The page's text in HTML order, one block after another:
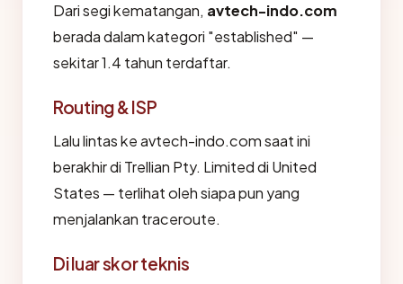
Dari segi kematangan, avtech-indo.com
berada dalam kategori "established" —
sekitar 1.4 tahun terdaftar.
Routing & ISP
Lalu lintas ke avtech-indo.com saat ini
berakhir di Trellian Pty. Limited di United
States — terlihat oleh siapa pun yang
menjalankan traceroute.
Di luar skor teknis